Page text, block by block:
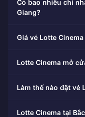
Có bao nhiêu chi
Giang?
Giá vé Lotte
Lotte Cinema mở
Làm thế nào đặt vé
Lotte Cinema tại